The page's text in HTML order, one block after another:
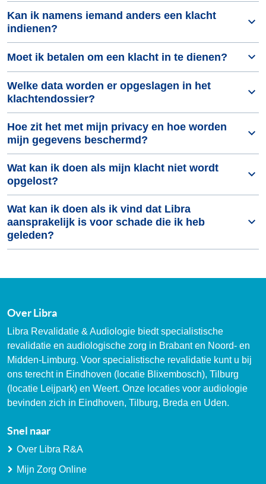
Kan ik namens iemand anders een klacht
indienen?
Moet ik betalen om een klacht in te dienen?
Welke data worden er opgeslagen in het
klachtendossier?
Hoe zit het met mijn privacy en hoe worden
mijn gegevens beschermd?
Wat kan ik doen als mijn klacht niet wordt
opgelost?
Wat kan ik doen als ik vind dat Libra
aansprakelijk is voor schade die ik heb
geleden?
Over Libra
Libra Revalidatie & Audiologie biedt specialistische
revalidatie en audiologische zorg in Brabant en Noord- en
Midden-Limburg. Voor specialistische revalidatie kunt u bij
ons terecht in Eindhoven (locatie Blixembosch), Tilburg
(locatie Leijpark) en Weert. Onze locaties voor audiologie
bevinden zich in Eindhoven, Tilburg, Breda en Uden.
Snel naar
Over Libra R&A
Mijn Zorg Online